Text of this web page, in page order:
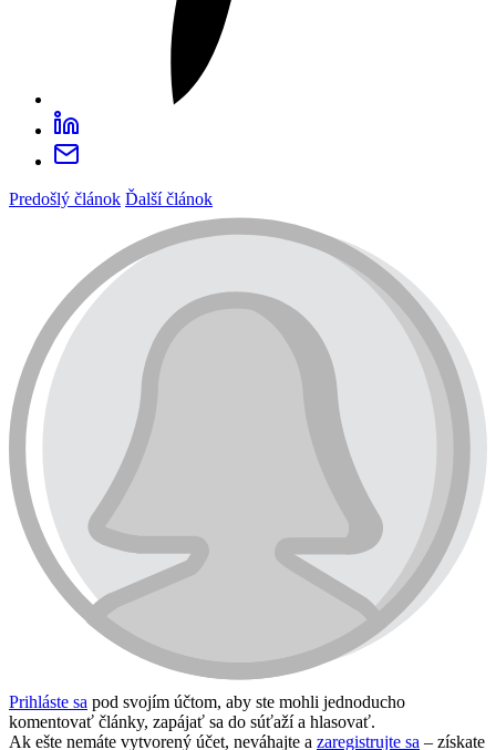
Predošlý článok Ďalší článok
Prihláste sa pod svojím účtom, aby ste mohli jednoducho
komentovať články, zapájať sa do súťaží a hlasovať.
Ak ešte nemáte vytvorený účet, neváhajte a zaregistrujte sa – získate